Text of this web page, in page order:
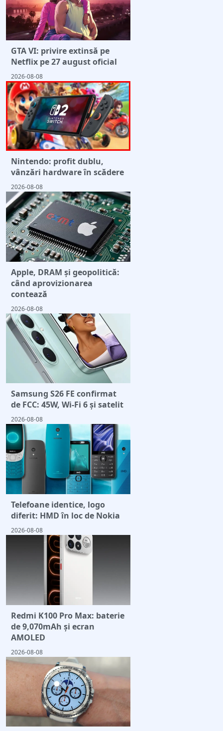
GTA VI: privire extinsă pe
Netflix pe 27 august oficial
2026-08-08
Nintendo: profit dublu,
vânzări hardware în scădere
2026-08-08
Apple, DRAM și geopolitică:
când aprovizionarea
contează
2026-08-08
Samsung S26 FE confirmat
de FCC: 45W, Wi-Fi 6 și satelit
2026-08-08
Telefoane identice, logo
diferit: HMD în loc de Nokia
2026-08-08
Redmi K100 Pro Max: baterie
de 9,070mAh și ecran
AMOLED
2026-08-08